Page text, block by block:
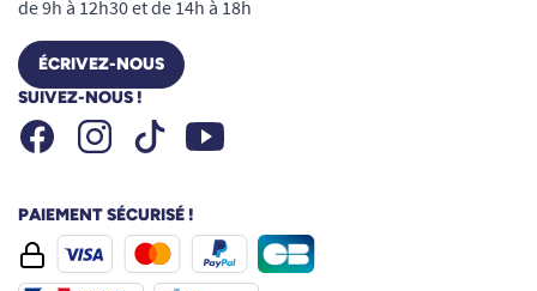
de 9h à 12h30 et de 14h à 18h
ÉCRIVEZ-NOUS
SUIVEZ-NOUS !
FacebookInstagramTiktok Youtube
PAIEMENT SÉCURISÉ !